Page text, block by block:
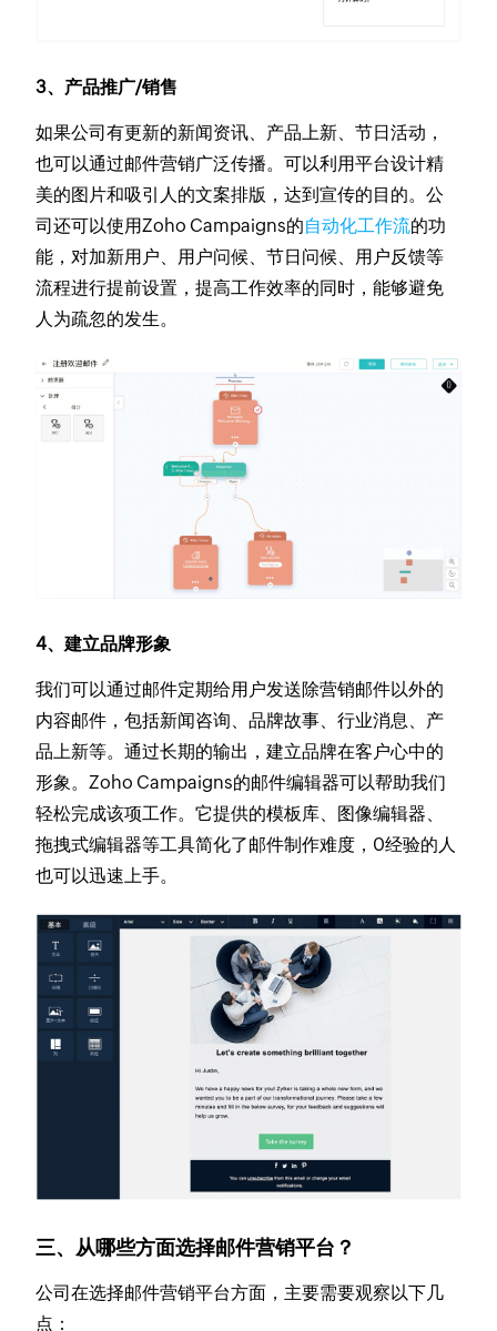
3、产品推广/销售
如果公司有更新的新闻资讯、产品上新、节日活动，
也可以通过邮件营销广泛传播。可以利用平台设计精
美的图片和吸引人的文案排版，达到宣传的目的。公
司还可以使用Zoho Campaigns的自动化工作流的功
能，对加新用户、用户问候、节日问候、用户反馈等
流程进行提前设置，提高工作效率的同时，能够避免
人为疏忽的发生。
4、建立品牌形象
我们可以通过邮件定期给用户发送除营销邮件以外的
内容邮件，包括新闻咨询、品牌故事、行业消息、产
品上新等。通过长期的输出，建立品牌在客户心中的
形象。Zoho Campaigns的邮件编辑器可以帮助我们
轻松完成该项工作。它提供的模板库、图像编辑器、
拖拽式编辑器等工具简化了邮件制作难度，0经验的人
也可以迅速上手。
三、从哪些方面选择邮件营销平台？
公司在选择邮件营销平台方面，主要需要观察以下几
点：